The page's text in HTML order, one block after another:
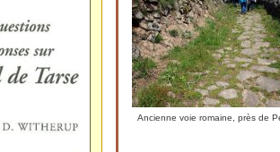
Ancienne voie romaine, près de